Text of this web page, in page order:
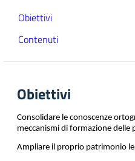
Obiettivi
Contenuti
Obiettivi
Consolidare le conoscenze
meccanismi di formazione delle
Ampliare il proprio patrimonio